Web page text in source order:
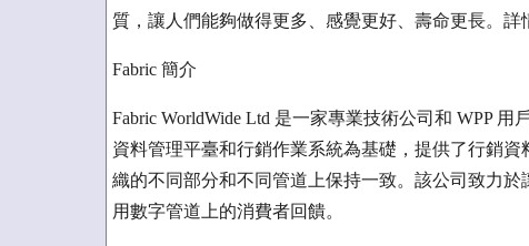
質，讓人們能夠做得更多、感覺更好、壽命更長。詳
Fabric 簡介
Fabric WorldWide Ltd 是一家專業技術公司和 WPP
資料管理平臺和行銷作業系統為基礎，提供了行銷
織的不同部分和不同管道上保持一致。該公司致力
用數字管道上的消費者回饋。